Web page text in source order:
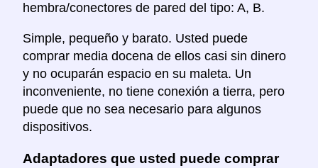
hembra/conectores de pared del tipo: A, B.
Simple, pequeño y barato. Usted puede
comprar media docena de ellos casi sin dinero
y no ocuparán espacio en su maleta. Un
inconveniente, no tiene conexión a tierra, pero
puede que no sea necesario para algunos
dispositivos.
Adaptadores que usted puede comprar